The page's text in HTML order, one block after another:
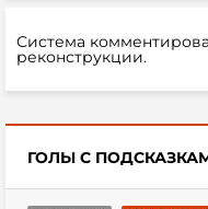
Система
реконструкции.
ГОЛЫ С